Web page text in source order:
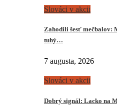
Slováci v akcii
Zahodili šesť mečbalov:
tuhý…
7 augusta, 2026
Slováci v akcii
Dobrý signál: Lacko na